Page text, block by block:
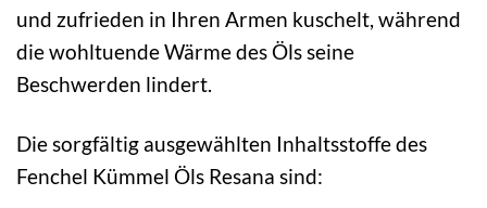
und zufrieden in Ihren Armen kuschelt, während
die wohltuende Wärme des Öls seine
Beschwerden lindert.
Die sorgfältig ausgewählten Inhaltsstoffe des
Fenchel Kümmel Öls Resana sind: